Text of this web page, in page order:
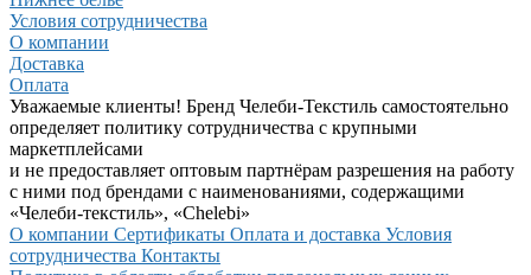
Условия сотрудничества
О компании
Доставка
Оплата
Уважаемые клиенты! Бренд Челеби-Текстиль самостоятельно
определяет политику сотрудничества с крупными
маркетплейсами
и не предоставляет оптовым партнёрам разрешения на работу
с ними под брендами с наименованиями, содержащими
«Челеби-текстиль», «Chelebi»
О компании Сертификаты Оплата и доставка Условия
сотрудничества Контакты